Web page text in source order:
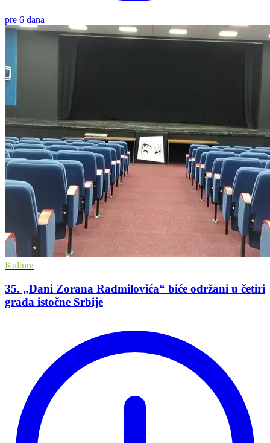
pre 6 dana
Kultura
35. „Dani Zorana Radmilovića“ biće održani u četiri
grada istočne Srbije